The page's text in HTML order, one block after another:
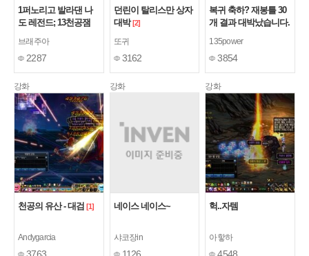
1퍼노리고 발라댄 나
도 레전드; 13천공잼
브래주아
2287
던린이 탈리스만 상자
대박 [2]
또귀
3162
복귀 축하? 재봉틀 30
개 결과 대박났습니다.
135power
3854
강화
천공의 유산 - 대검 [1]
Andygarcia
강화
네이스 네이스~
샤코장in
강화
헉..자템
아핳하